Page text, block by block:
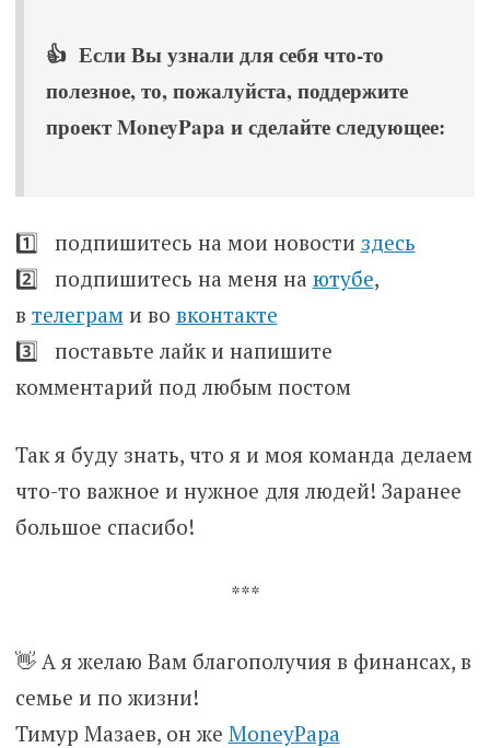
👍 Если Вы узнали для себя что-то
полезное, то, пожалуйста, поддержите
проект MoneyPapa и сделайте следующее:
1️⃣ подпишитесь на мои новости здесь
2️⃣ подпишитесь на меня на ютубе,
в телеграми во вконтакте
3️⃣ поставьте лайк и напишите
комментарий под любым постом
Так я буду знать, что я и моя команда делаем
что-то важное и нужное для людей! Заранее
большое спасибо!
***
👋 А я желаю Вам благополучия в финансах, в
семье и по жизни!
Тимур Мазаев, он же MoneyPapa